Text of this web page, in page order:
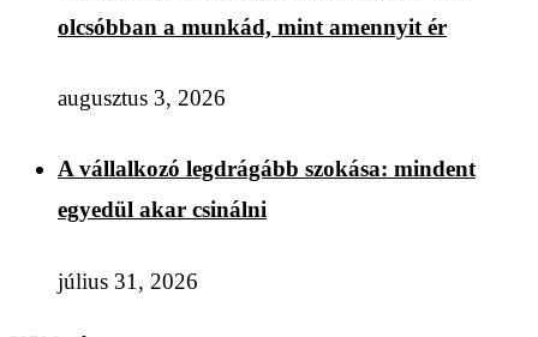
olcsóbban a munkád, mint amennyit ér
augusztus 3, 2026
A vállalkozó legdrágább szokása: mindent
egyedül akar csinálni
július 31, 2026